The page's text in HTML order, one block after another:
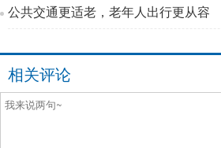
公共交通更适老，老年人出行更从容
相关评论